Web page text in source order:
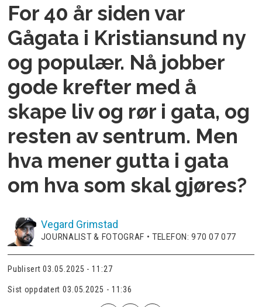
For 40 år siden var
Gågata i Kristiansund ny
og populær. Nå jobber
gode krefter med å
skape liv og rør i gata, og
resten av sentrum. Men
hva mener gutta i gata
om hva som skal gjøres?
Vegard Grimstad
JOURNALIST & FOTOGRAF • TELEFON: 970 07 077
Publisert 03.05.2025 - 11:27
Sist oppdatert 03.05.2025 - 11:36